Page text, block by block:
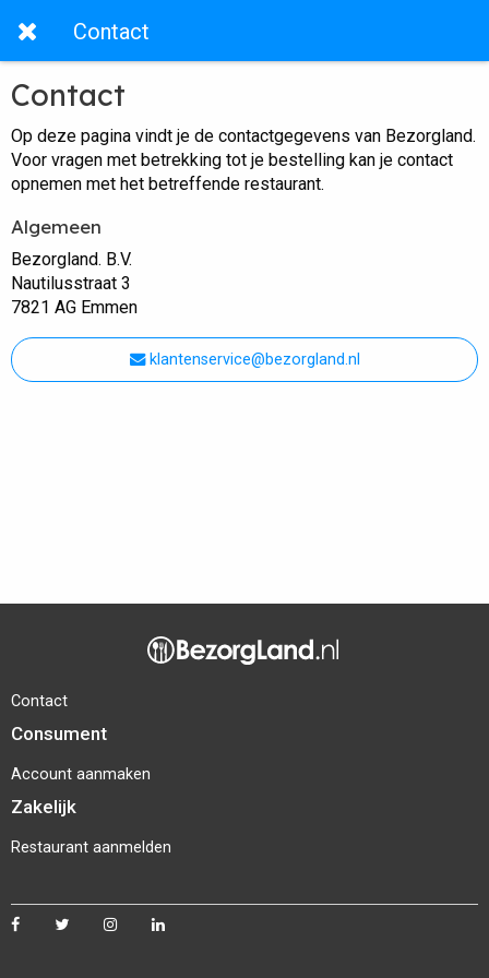
Contact
Contact
Op deze pagina vindt je de contactgegevens van Bezorgland.
Voor vragen met betrekking tot je bestelling kan je contact
opnemen met het betreffende restaurant.
Algemeen
Bezorgland. B.V.
Nautilusstraat 3
7821 AG Emmen
klantenservice@bezorgland.nl
Contact
Consument
Account aanmaken
Zakelijk
Restaurant aanmelden